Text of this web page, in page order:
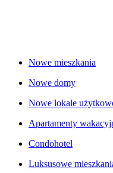
Nowe mieszkania
Nowe domy
Nowe lokale
Apartamenty
Condohotel
Luksusowe